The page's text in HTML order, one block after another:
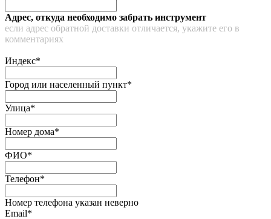
Адрес, откуда необходимо забрать инструмент
если адрес обратной доставки отличается, укажите его в
комментариях
Индекс*
Город или населенный пункт*
Улица*
Номер дома*
ФИО*
Телефон*
Номер телефона указан неверно
Email*